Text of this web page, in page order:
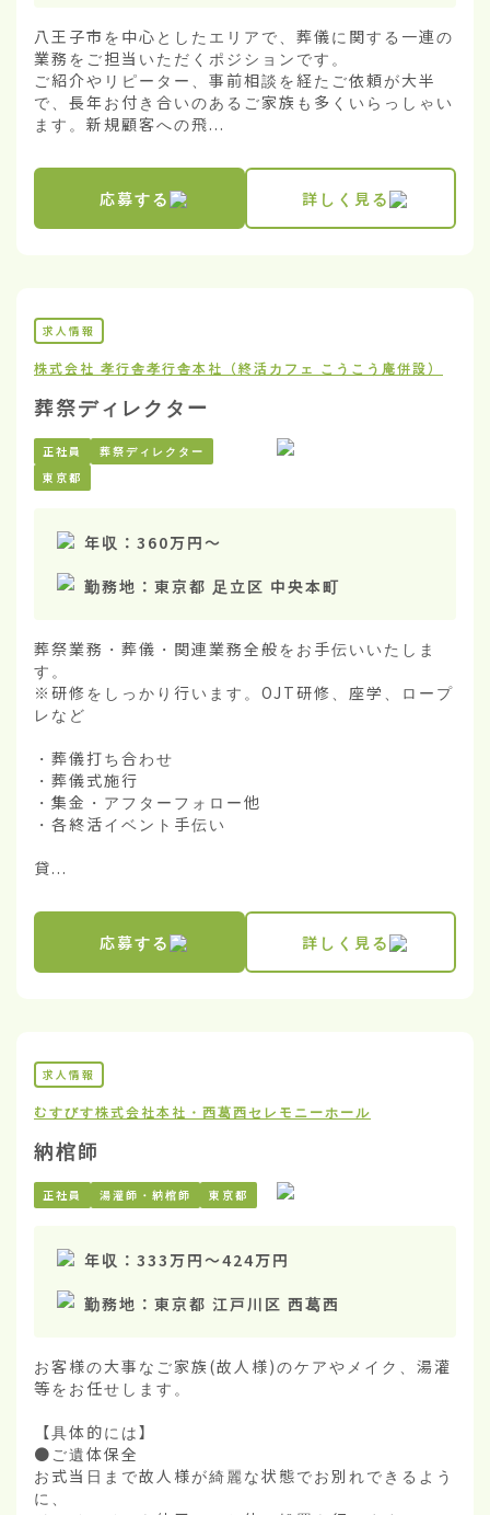
八王子市を中心としたエリアで、葬儀に関する一連の
業務をご担当いただくポジションです。
ご紹介やリピーター、事前相談を経たご依頼が大半
で、長年お付き合いのあるご家族も多くいらっしゃい
ます。新規顧客への飛...
応募する 詳しく見る
求人情報
株式会社 孝行舎孝行舎本社（終活カフェ こうこう庵併設）
葬祭ディレクター
正社員
葬祭ディレクター
東京都
年収： 360万円〜
勤務地： 東京都 足立区 中央本町
葬祭業務・葬儀・関連業務全般をお手伝いいたしま
す。
※研修をしっかり行います。OJT研修、座学、ロープ
レなど
・葬儀打ち合わせ
・葬儀式施行
・集金・アフターフォロー他
・各終活イベント手伝い
貸...
応募する 詳しく見る
求人情報
むすびす株式会社本社・西葛西セレモニーホール
納棺師
正社員 湯灌師・納棺師 東京都
年収： 333万円〜424万円
勤務地： 東京都 江戸川区 西葛西
お客様の大事なご家族(故人様)のケアやメイク、湯灌
等をお任せします。
【具体的には】
●ご遺体保全
お式当日まで故人様が綺麗な状態でお別れできるよう
に、